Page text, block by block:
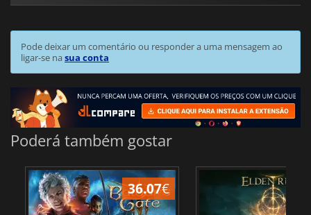
Pode deixar um comentário ou responder a uma mensagem ao
ligar-se nasua conta
Poderá também gostar
36.07€